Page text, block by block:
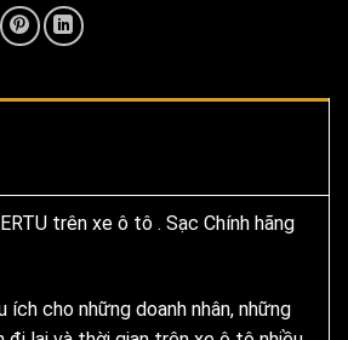
trên xe ô tô . Sạc Chính hãng
cho những doanh nhân, những